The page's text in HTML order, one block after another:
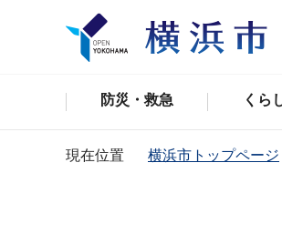
防災・救急 くら
現在位置 横浜市トップページ